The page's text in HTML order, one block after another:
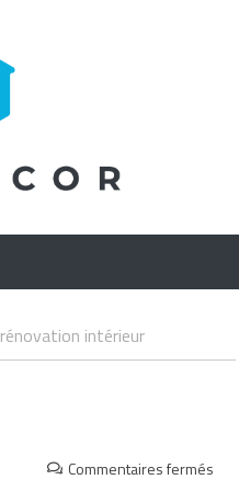
rénovation intérieur
Commentaires fermés